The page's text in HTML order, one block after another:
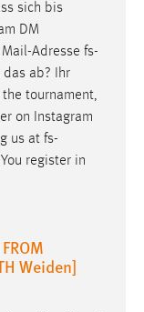
sich bis
DM
Adresse fs-
ab? Ihr
tournament,
on Instagram
us at fs-
register in
Weiden]
anonym.
wie